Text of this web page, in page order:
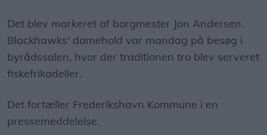
Det blev markeret af borgmester Jon Andersen.
Blackhawks' damehold var mandag på besøg i
byrådssalen, hvor der traditionen tro blev serveret
fiskefrikadeller.
Det fortæller Frederikshavn Kommune i en
pressemeddelelse.